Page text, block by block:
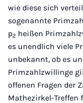
wie diese sich
sogenannte
p2 heißen
es unendlich viele
unbekannt, ob es
Primzahlzwillinge
offenen Fragen der
Mathezirkel-